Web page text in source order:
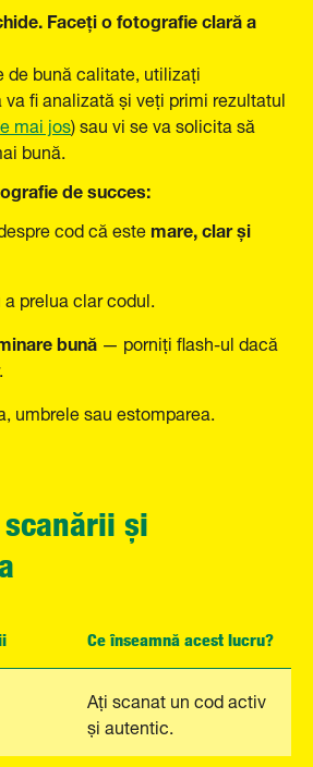
Faceți o fotografie clară a
de bună calitate, utilizați
va fi analizată și veți primi rezultatul
mai jos) sau vi se va solicita să
bună.
de succes:
cod că estemare, clar și
prelua clar codul.
bună — porniți flash-ul dacă
umbrele sau estomparea.
și
Ce înseamnă acest lucru?
Ați scanat un cod activ
și autentic.